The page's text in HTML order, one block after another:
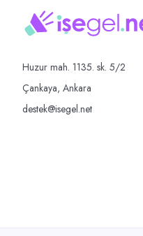
Huzur mah. 1135. sk. 5/2
Çankaya, Ankara
destek@isegel.net